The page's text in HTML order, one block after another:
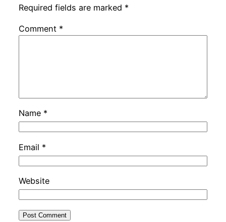
Required fields are marked *
Comment *
Name *
Email *
Website